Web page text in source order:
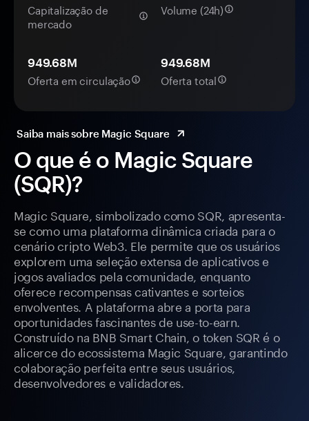
O que é o Magic Square
(SQR)?
Magic Square, simbolizado como SQR, apresenta-
se como uma plataforma dinâmica criada para o
cenário cripto Web3. Ele permite que os usuários
explorem uma seleção extensa de aplicativos e
jogos avaliados pela comunidade, enquanto
oferece recompensas cativantes e sorteios
envolventes. A plataforma abre a porta para
oportunidades fascinantes de use-to-earn.
Construído na BNB Smart Chain, o token SQR é o
alicerce do ecossistema Magic Square, garantindo
colaboração perfeita entre seus usuários,
desenvolvedores e validadores.
Capitalização de
mercado
Volume (24h)
949.68M
Oferta em circulação
949.68M
Oferta total
Saiba mais sobre Magic Square